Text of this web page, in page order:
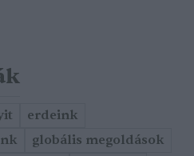
erdeink
globális megoldások